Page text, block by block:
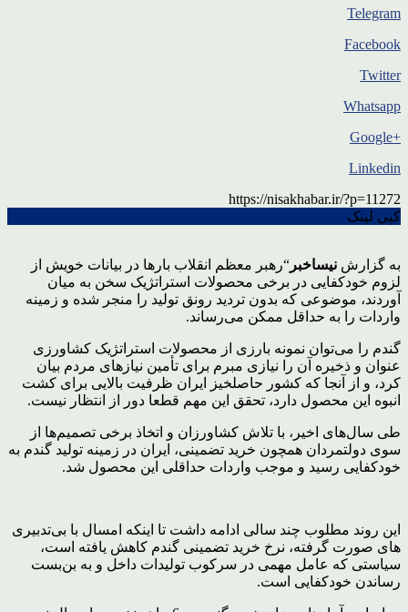
Telegram
Facebook
Twitter
Whatsapp
+Google
Linkedin
https://nisakhabar.ir/?p=11272
کپی لینک
به گزارش نیساخبر “رهبر معظم انقلاب بارها در بیانات خویش از
لزوم خودکفایی در برخی محصولات استراتژیک سخن به میان
آوردند، موضوعی که بدون تردید رونق تولید را منجر شده و زمینه
واردات را به حداقل ممکن می‌رساند.
گندم را می‌توان نمونه بارزی از محصولات استراتژیک کشاورزی
عنوان و ذخیره آن را نیازی مبرم برای تأمین نیازهای مردم بیان
کرد، و از آنجا که کشور حاصلخیز ایران ظرفیت بالایی برای کشت
انبوه این محصول دارد، تحقق این مهم قطعا دور از انتظار نیست.
طی سال‌های اخیر، با تلاش کشاورزان و اتخاذ برخی تصمیم‌ها از
سوی دولتمردان همچون خرید تضمینی، ایران در زمینه تولید گندم به
خودکفایی رسید و موجب واردات حداقلی این محصول شد.
این روند مطلوب چند سالی ادامه داشت تا اینکه امسال با بی‌تدبیری
های صورت گرفته، نرخ خرید تضمینی گندم کاهش یافته است،
سیاستی که عامل مهمی در سرکوب تولیدات داخل و به بن‌بست
رساندن خودکفایی است.